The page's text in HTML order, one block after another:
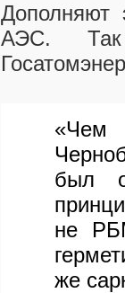
Дополняют
АЭС.
был
не
же